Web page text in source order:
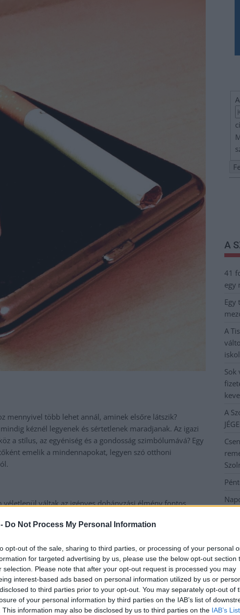
Do Not Process My Personal Information
opt-out of the sale, sharing to third parties, or processing of your personal
for targeted advertising by us, please use the below opt-out section
selection. Please note that after your opt-out request is processed you may
interest-based ads based on personal information utilized by us or
to third parties prior to your opt-out. You may separately opt-out of
of your personal information by third parties on the IAB’s list of
This information may also be disclosed by us to third parties on the IAB’s
mennyivel több lehet annál, aminek elsőre látszik?
kéznél legyenek és sértetlenek maradjanak. Az igazi
a stílus, az egyéniség és a gondosság szimbólumává? Egy
emelik a mindennapokat, legyen szó otthoni
váltak az igényes dohányzási élmény fontos
műbőr is, amely a személyiség jegyeit hordozza. Ez
visszafogott.
vetjük össze, megérthetjük, miért olyan népszerűek ezek a
hiszen ki ne örülne egy elegáns és igényes darabnak?
szeretnék színesíteni, az Angelo márka cigarettatárcái
A
41
egy
Egy
A
Sok
A
A